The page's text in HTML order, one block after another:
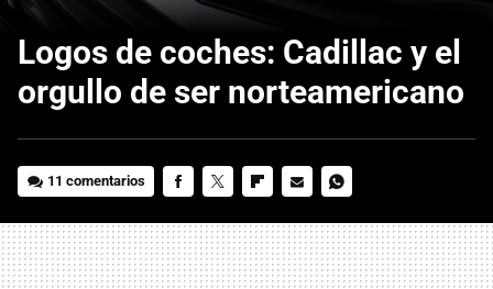
Logos de coches: Cadillac y el
orgullo de ser norteamericano
11 comentarios
MAIL